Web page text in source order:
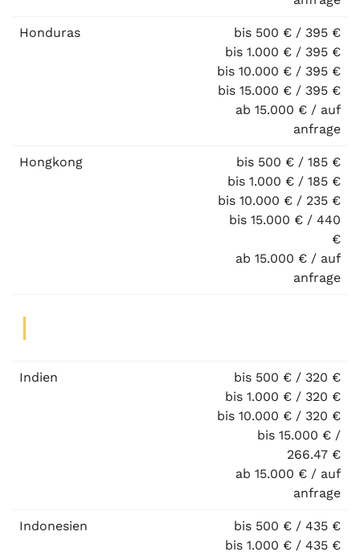
Honduras
bis 500 € / 395 €
bis 1.000 € / 395 €
bis 10.000 € / 395 €
bis 15.000 € / 395 €
ab 15.000 € / auf
anfrage
Hongkong
bis 500 € / 185 €
bis 1.000 € / 185 €
bis 10.000 € / 235 €
bis 15.000 € / 440
€
ab 15.000 € / auf
anfrage
I
Indien
bis 500 € / 320 €
bis 1.000 € / 320 €
bis 10.000 € / 320 €
bis 15.000 € /
266.47 €
ab 15.000 € / auf
anfrage
Indonesien
bis 500 € / 435 €
bis 1.000 € / 435 €